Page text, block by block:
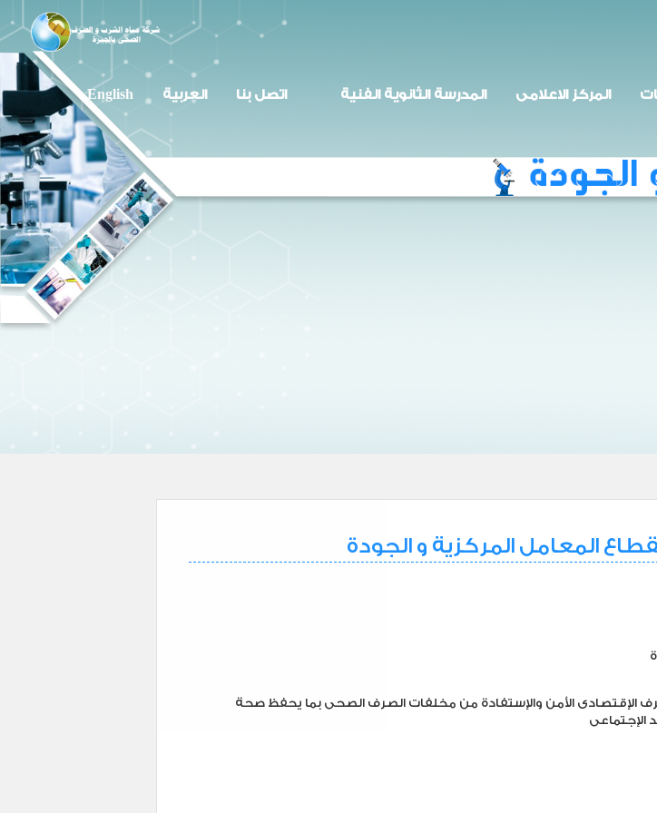
المركز الاعلامى المدرسة الثانوية الفنية اتصل بنا العربية English
المعامل المركزية و الجودة
الإقتصادى الأمن والإستفادة من مخلفات الصرف الصحى بما يحفظ صحة
الإجتماعى